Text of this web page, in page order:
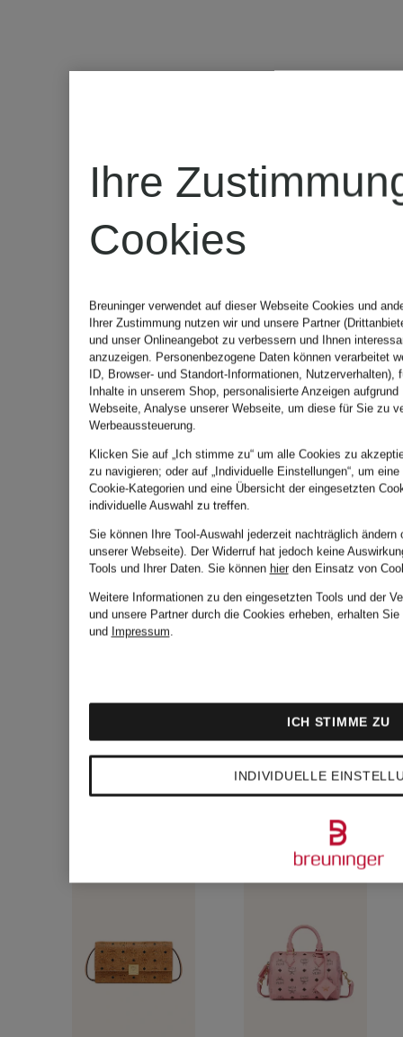
Neu
MCM
Handtasche
ELLA
BOSTON
VISETOS
CHF 950
MCM
VERITAS
CHF
Ihre
Cookies
Breuninger verwendet auf dieser Webseite Cookies und
Ihrer Zustimmung nutzen wir und unsere Partner
und unser Onlineangebot zu verbessern und Ihnen
anzuzeigen. Personenbezogene Daten können verarbeitet
ID, Browser- und Standort-Informationen, Nutzerverhalten),
Inhalte in unserem Shop, personalisierte Anzeigen
Webseite, Analyse unserer Webseite, um diese für Sie zu
Werbeaussteuerung.
Klicken Sie auf „Ich stimme zu“ um alle Cookies zu
zu navigieren; oder auf „Individuelle Einstellungen“, um
Cookie-Kategorien und eine Übersicht der eingesetzten
individuelle Auswahl zu treffen.
Sie können Ihre Tool-Auswahl jederzeit nachträglich
unserer Webseite). Der Widerruf hat jedoch keine
Tools und Ihrer Daten. Sie können hierden Einsatz von
Weitere Informationen zu den eingesetzten Tools und der
und unsere Partner durch die Cookies erheben, erhalten
und Impressum.
INDIVIDUELLE
ICH STIMME ZU